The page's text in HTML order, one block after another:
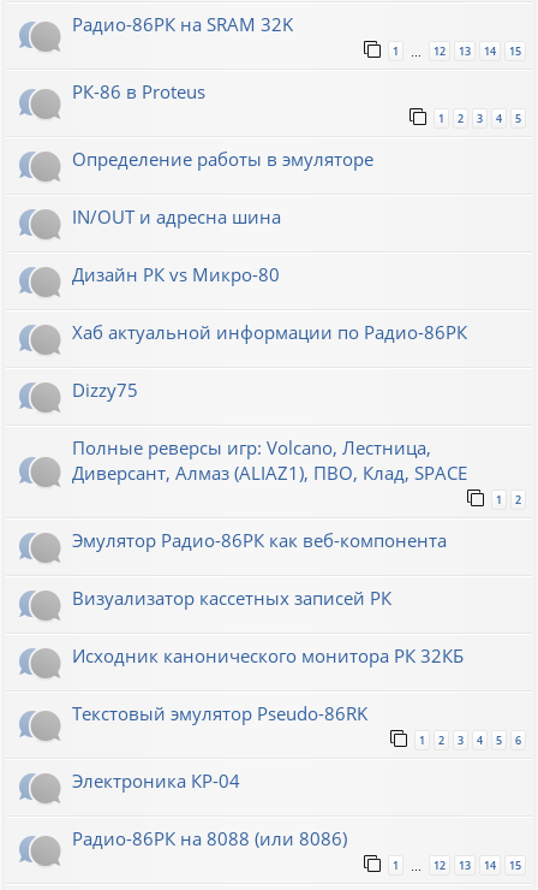
Радио-86РК на SRAM 32K
1 … 12 13 14 15
РК-86 в Proteus
1 2 3 4 5
Определение работы в эмуляторе
IN/OUT и адресна шина
Дизайн РК vs Микро-80
Хаб актуальной информации по Радио-86РК
Dizzy75
Полные реверсы игр: Volcano, Лестница,
Диверсант, Алмаз (ALIAZ1), ПВО, Клад, SPACE
1 2
Эмулятор Радио-86РК как веб-компонента
Визуализатор кассетных записей РК
Исходник канонического монитора РК 32КБ
Текстовый эмулятор Pseudo-86RK
1 2 3 4 5 6
Электроника КР-04
Радио-86РК на 8088 (или 8086)
1 … 12 13 14 15